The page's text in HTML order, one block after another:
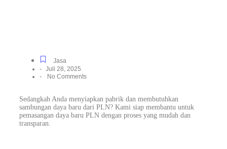
Jasa
- Juli 28, 2025
- No Comments
Sedangkah Anda menyiapkan pabrik dan membutuhkan
sambungan daya baru dari PLN? Kami siap membantu untuk
pemasangan daya baru PLN dengan proses yang mudah dan
transparan.